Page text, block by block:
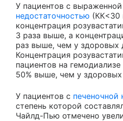
У пациентов с выраженной
недостаточностью (КК<30
концентрация
3 раза выше, а
раз выше, чем у здоровых
Концентрация
пациентов на
50% выше, чем у
У пациентов с печеночной
степень которой
Чайлд-Пью отмечено